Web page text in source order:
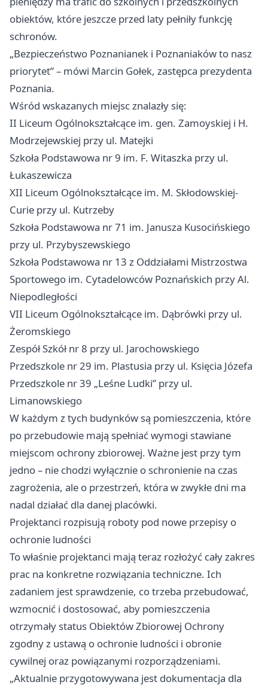
obiektów, które jeszcze przed laty pełniły funkcję
schronów.
„Bezpieczeństwo Poznanianek i Poznaniaków to nasz
priorytet” – mówi Marcin Gołek, zastępca prezydenta
Poznania.
Wśród wskazanych miejsc znalazły się:
II Liceum Ogólnokształcące im. gen. Zamoyskiej i H.
Modrzejewskiej przy ul. Matejki
Szkoła Podstawowa nr 9 im. F. Witaszka przy ul.
Łukaszewicza
XII Liceum Ogólnokształcące im. M. Skłodowskiej-
Curie przy ul. Kutrzeby
Szkoła Podstawowa nr 71 im. Janusza Kusocińskiego
przy ul. Przybyszewskiego
Szkoła Podstawowa nr 13 z Oddziałami Mistrzostwa
Sportowego im. Cytadelowców Poznańskich przy Al.
Niepodległości
VII Liceum Ogólnokształcące im. Dąbrówki przy ul.
Żeromskiego
Zespół Szkół nr 8 przy ul. Jarochowskiego
Przedszkole nr 29 im. Plastusia przy ul. Księcia Józefa
Przedszkole nr 39 „Leśne Ludki” przy ul.
Limanowskiego
W każdym z tych budynków są pomieszczenia, które
po przebudowie mają spełniać wymogi stawiane
miejscom ochrony zbiorowej. Ważne jest przy tym
jedno – nie chodzi wyłącznie o schronienie na czas
zagrożenia, ale o przestrzeń, która w zwykłe dni ma
nadal działać dla danej placówki.
Projektanci rozpisują roboty pod nowe przepisy o
ochronie ludności
To właśnie projektanci mają teraz rozłożyć cały zakres
prac na konkretne rozwiązania techniczne. Ich
zadaniem jest sprawdzenie, co trzeba przebudować,
wzmocnić i dostosować, aby pomieszczenia
otrzymały status Obiektów Zbiorowej Ochrony
zgodny z ustawą o ochronie ludności i obronie
cywilnej oraz powiązanymi rozporządzeniami.
„Aktualnie przygotowywana jest dokumentacja dla